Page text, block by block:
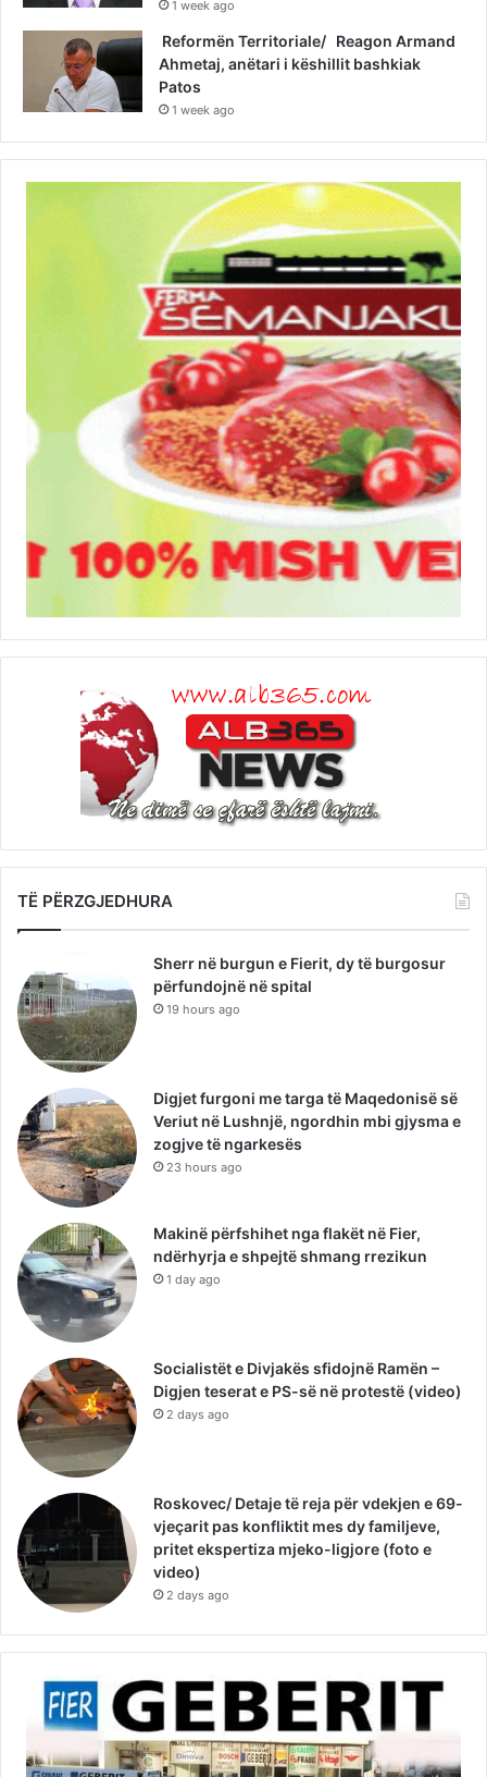
1 week ago
Reformën Territoriale/ Reagon Armand
Ahmetaj, anëtari i këshillit bashkiak
Patos
1 week ago
TË PËRZGJEDHURA
Sherr në burgun e Fierit, dy të burgosur
përfundojnë në spital
19 hours ago
Digjet furgoni me targa të Maqedonisë së
Veriut në Lushnjë, ngordhin mbi gjysma e
zogjve të ngarkesës
23 hours ago
Makinë përfshihet nga flakët në Fier,
ndërhyrja e shpejtë shmang rrezikun
1 day ago
Socialistët e Divjakës sfidojnë Ramën –
Digjen teserat e PS-së në protestë (video)
2 days ago
Roskovec/ Detaje të reja për vdekjen e 69-
vjeçarit pas konfliktit mes dy familjeve,
pritet ekspertiza mjeko-ligjore (foto e
video)
2 days ago